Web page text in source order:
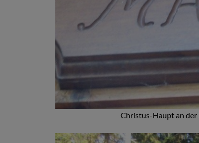
Christus-Haupt an der